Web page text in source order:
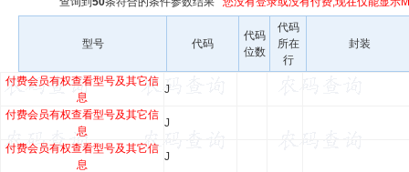
型号 代码
代码
位数
代码
所在
行
封装
付费会员有权查看型号及其它信
息
J
付费会员有权查看型号及其它信
息
J
付费会员有权查看型号及其它信
息
J